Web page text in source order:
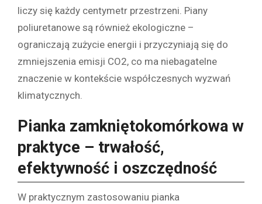
liczy się każdy centymetr przestrzeni. Piany
poliuretanowe są również ekologiczne –
ograniczają zużycie energii i przyczyniają się do
zmniejszenia emisji CO2, co ma niebagatelne
znaczenie w kontekście współczesnych wyzwań
klimatycznych.
Pianka zamkniętokomórkowa w
praktyce – trwałość,
efektywność i oszczędność
W praktycznym zastosowaniu pianka